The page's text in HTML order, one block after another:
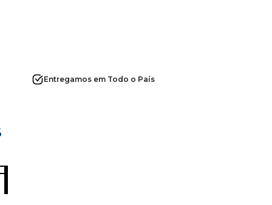
Entregamos em Todo o País